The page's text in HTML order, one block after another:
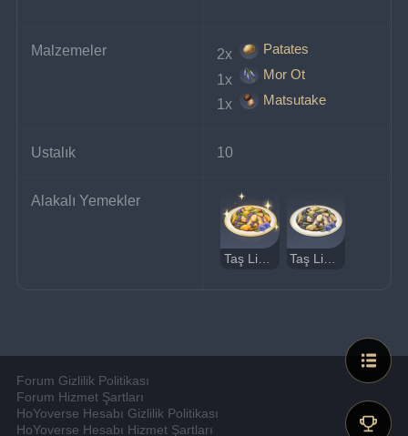
Malzemeler 2x
Patates
1x
Mor Ot
1x
Matsutake
Ustalık 10
Alakalı Yemekler
Taş Liman Lezzetleri (Lezzetli)
Forum Gizlilik Politikası
Forum Hizmet Şartları
HoYoverse Hesabı Gizlilik Politikası
HoYoverse Hesabı Hizmet Şartları